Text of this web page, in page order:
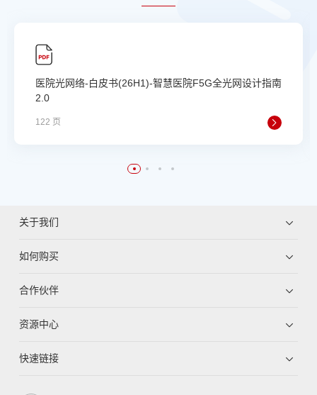
医院光网络-白皮书(26H1)-智慧医院F5G全光网设计指南
2.0
122 页
关于我们
如何购买
合作伙伴
资源中心
快速链接